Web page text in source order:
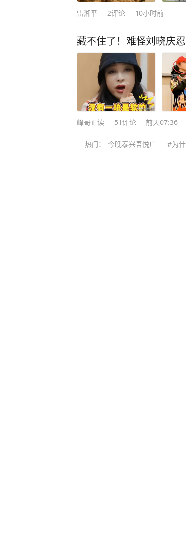
和威慑层面，没有升级到
的，这没什么好说的，但
御条约，日本澳大利亚会
中国和东盟去年贸易额突
的必经之路，打一仗容易
要考虑的。 再往深里说
能源危机很严重，物价在
线，同时，美国在背后给了
演有1.7万人参加，创了纪
这么干，但问题是，这个
补内部锈蚀的舱壁，顶多算
这么做的目的，明眼人一
季。这艘二战老舰在海水
构开裂，全靠礁盘托着才
接解体坍塌。外部加固缆
安全带，能多撑一天是一
力。菲方心里比谁都清楚
当年是以“漏水避险”为由赖
就是二十多年。 如今把船
难度，用“拖船会破坏礁
雷湘平 2评论 10小时前
藏不住了！难怪刘晓庆
峰哥正读 51评论 前天07:36
热门： 今晚泰兴吾悦广 #为